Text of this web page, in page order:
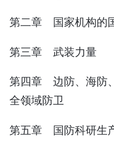
第二章 国家机构的
第三章 武装力量
第四章 边防、海防
全领域防卫
第五章 国防科研生